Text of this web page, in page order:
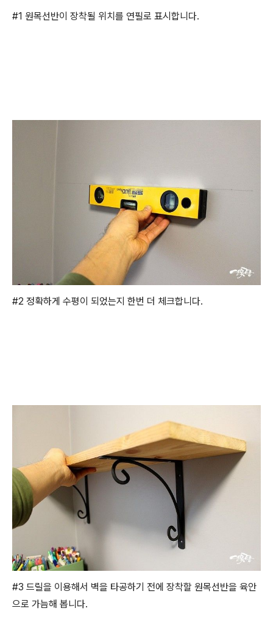
#1 원목선반이 장착될 위치를 연필로 표시합니다.
#2 정확하게 수평이 되었는지 한번 더 체크합니다.
#3 드릴을 이용해서 벽을 타공하기 전에 장착할 원목선반을 육안
으로 가늠해 봅니다.